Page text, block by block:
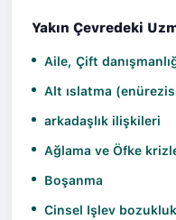
Yakın Çevredeki
Aile, Çift
Alt ıslatma
arkadaşlık ilişkileri
Ağlama ve Öfke
Boşanma
Cinsel Işlev